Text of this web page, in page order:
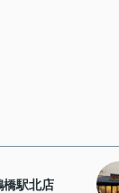
橋駅北店